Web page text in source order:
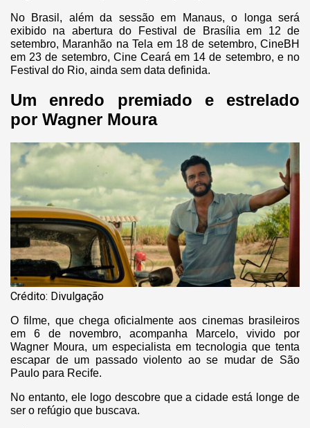
No Brasil, além da sessão em Manaus, o longa será
exibido na abertura do Festival de Brasília em 12 de
setembro, Maranhão na Tela em 18 de setembro, CineBH
em 23 de setembro, Cine Ceará em 14 de setembro, e no
Festival do Rio, ainda sem data definida.
Um enredo premiado e estrelado
por Wagner Moura
Crédito: Divulgação
O filme, que chega oficialmente aos cinemas brasileiros
em 6 de novembro, acompanha Marcelo, vivido por
Wagner Moura, um especialista em tecnologia que tenta
escapar de um passado violento ao se mudar de São
Paulo para Recife.
No entanto, ele logo descobre que a cidade está longe de
ser o refúgio que buscava.